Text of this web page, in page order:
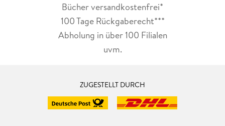
Bücher versandkostenfrei*
100 Tage Rückgaberecht***
Abholung in über 100 Filialen
uvm.
ZUGESTELLT DURCH